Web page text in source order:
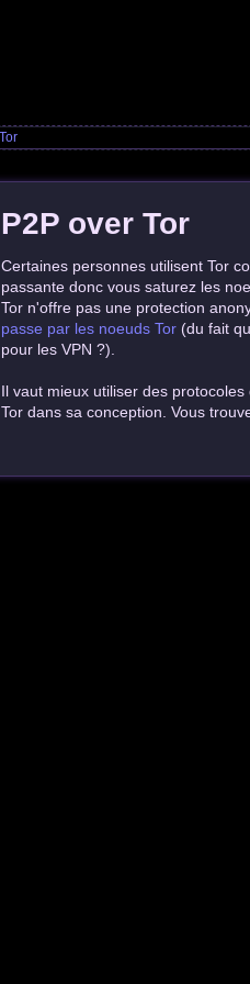
P2P over Tor
Certaines personnes utilisent Tor
passante donc vous saturez les
Tor n'offre pas une protection
passe par les noeuds Tor (du fait
pour les VPN ?).
Il vaut mieux utiliser des
Tor dans sa conception. Vous